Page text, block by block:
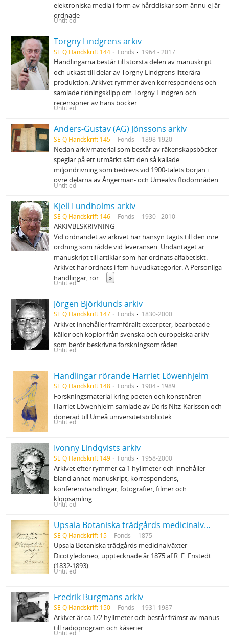
elektroniska media i form av hårddiskar som ännu ej är
ordnade
Untitled
Torgny Lindgrens arkiv
SE Q Handskrift 144 Fonds 1964 - 2017
Handlingarna består till största delen av manuskript
och utkast till delar av Torgny Lindgrens litterära
produktion. Arkivet rymmer även korrespondens och
samlade tidningsklipp om Torgny Lindgren och
recensioner av hans böcker.
Untitled
Anders-Gustav (AG) Jönssons arkiv
SE Q Handskrift 145 Fonds 1898-1920
Nedan arkivmaterial som består av räkenskapsböcker
speglar på ett utmärkt sätt den så kallade
miljondrivning som bedrevs vid 1900-talets början i
övre delarna av Ångerman- och Umeälvs flodområden.
Untitled
Kjell Lundholms arkiv
SE Q Handskrift 146 Fonds 1930 - 2010
ARKIVBESKRIVNING
Vid ordnandet av arkivet har hänsyn tagits till den inre
ordning som rådde vid leveransen. Undantaget är
manuskript till artiklar som har ordnats alfabetiskt.
Arkivet har ordnats i fem huvudkategorier. A Personliga
handlingar, rör ... »
Untitled
Jörgen Björklunds arkiv
SE Q Handskrift 147 Fonds 1830-2000
Arkivet innehåller framförallt excerpter, bearbetade
källor och kopior från svenska och europeiska arkiv
som berör beskrivna forskningsområden.
Untitled
Handlingar rörande Harriet Löwenhjelm
SE Q Handskrift 148 Fonds 1904 - 1989
Forskningsmaterial kring poeten och konstnären
Harriet Löwenhjelm samlade av Doris Nitz-Karlsson och
donerad till Umeå universitetsbibliotek.
Untitled
Ivonny Lindqvists arkiv
SE Q Handskrift 149 Fonds 1958-2000
Arkivet efter rymmer ca 1 hyllmeter och innehåller
bland annat manuskript, korrespondens,
konferenshandlingar, fotografier, filmer och
klippsamling.
Untitled
Upsala Botaniska trädgårds medicinalväxter 1875
SE Q Handskrift 15 Fonds 1875
Upsala Botaniska trädgårds medicinalväxter -
Dicotyledoneo, upptecknade år 1875 af R. F. Fristedt
(1832-1893)
Untitled
Fredrik Burgmans arkiv
SE Q Handskrift 150 Fonds 1931-1987
Arkivet är ca 1/2 hyllmeter och består främst av manus
till radioprogram och kåserier.
Untitled